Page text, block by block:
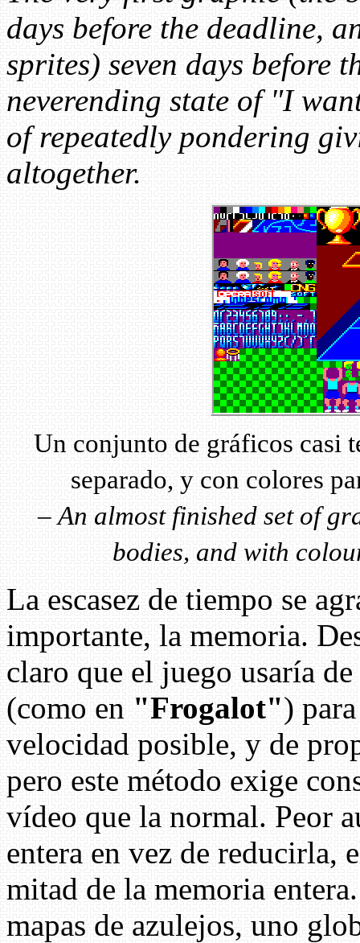
days before the deadline,
sprites) seven days before
neverending state of "I
of repeatedly pondering
altogether.
Un conjunto de gráficos casi
separado, y con colores
–An almost finished set of
bodies, and with
La escasez de tiempo se
importante, la memoria.
claro que el juego usaría
(como en "Frogalot")
velocidad posible, y de
pero este método exige
vídeo que la normal. Peor
entera en vez de reducirla,
mitad de la memoria
mapas de azulejos, uno